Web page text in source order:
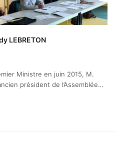
LEBRETON
Ministre en juin 2015, M.
président de l’Assemblée…